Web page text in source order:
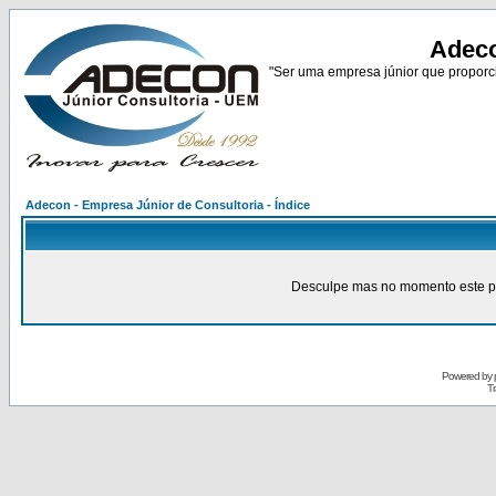
"Ser uma empresa júnior que
Adecon - Empresa Júnior de Consultoria - Índice
Desculpe mas no momento este
Powered by